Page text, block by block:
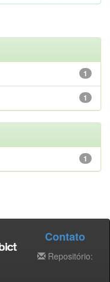
1
1
1
Contato
Repositório: